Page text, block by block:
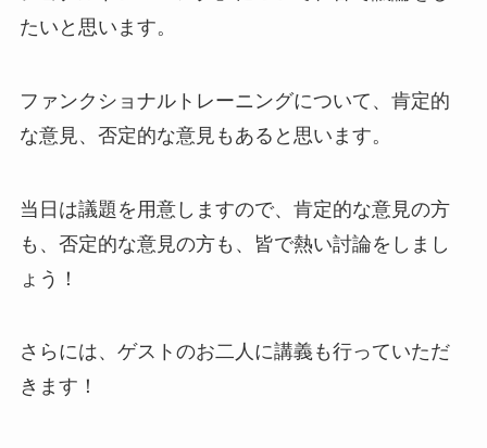
たいと思います。
ファンクショナルトレーニングについて、肯定的
な意見、否定的な意見もあると思います。
当日は議題を用意しますので、肯定的な意見の方
も、否定的な意見の方も、皆で熱い討論をしまし
ょう！
さらには、ゲストのお二人に講義も行っていただ
きます！